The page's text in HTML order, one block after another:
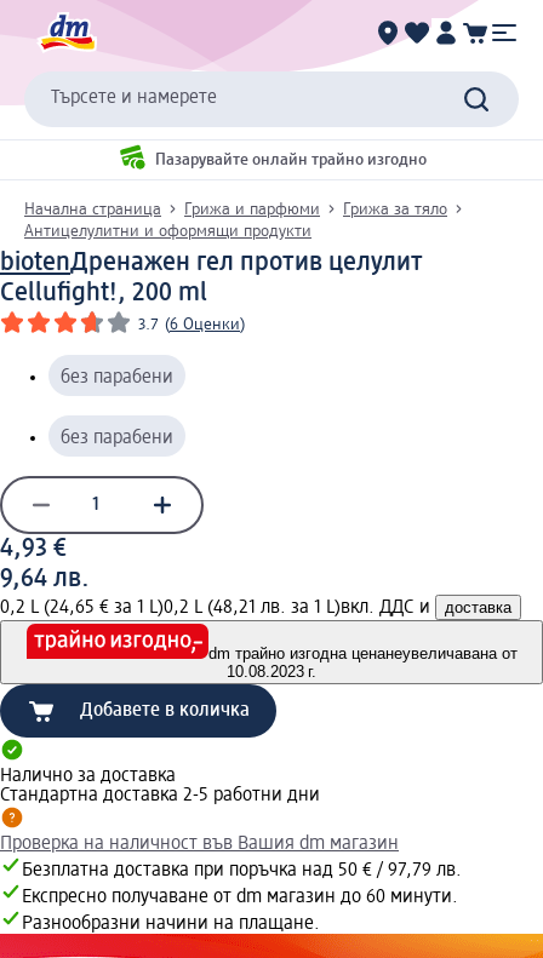
Търсете и намерете
Пазарувайте онлайн трайно изгодно
Начална страница Грижа и парфюми
Грижа за тяло
Антицелулитни и оформящи продукти
biotenДренажен гел против целулит
Cellufight!, 200 ml
3.7 (6 Оценки)
без парабени
без парабени
4,93 €
9,64 лв.
0,2 L (24,65 € за 1 L)0,2 L (48,21 лв. за 1 L)вкл. ДДС и доставка
dm трайно изгодна ценанеувеличавана от
10.08.2023 г.
Добавете в количка
Налично за доставка
Стандартна доставка 2-5 работни дни
Проверка на наличност във Вашия dm магазин
Безплатна доставка при поръчка над 50 € / 97,79 лв.
Експресно получаване от dm магазин до 60 минути.
Разнообразни начини на плащане.